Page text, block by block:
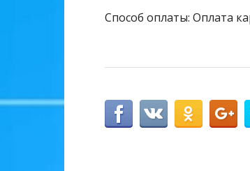
Способ оплаты: Оплата